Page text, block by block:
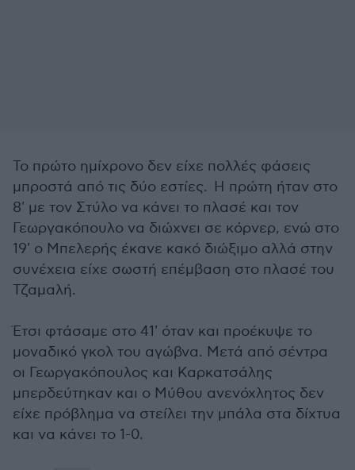
Το πρώτο ημίχρονο δεν είχε πολλές φάσεις
μπροστά από τις δύο εστίες. Η πρώτη ήταν στο
8' με τον Στύλο να κάνει το πλασέ και τον
Γεωργακόπουλο να διώχνει σε κόρνερ, ενώ στο
19' ο Μπελερής έκανε κακό διώξιμο αλλά στην
συνέχεια είχε σωστή επέμβαση στο πλασέ του
Τζαμαλή.
Έτσι φτάσαμε στο 41' όταν και προέκυψε το
μοναδικό γκολ του αγώβνα. Μετά από σέντρα
οι Γεωργακόπουλος και Καρκατσάλης
μπερδεύτηκαν και ο Μύθου ανενόχλητος δεν
είχε πρόβλημα να στείλει την μπάλα στα δίχτυα
και να κάνει το 1-0.